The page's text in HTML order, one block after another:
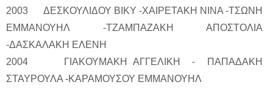
2003 ΔΕΣΚΟΥΛΙΔΟΥ ΒΙΚΥ -ΧΑΙΡΕΤΑΚΗ ΝΙΝΑ -ΤΣΩΝΗ
ΕΜΜΑΝΟΥΗΛ -ΤΖΑΜΠΑΖΑΚΗ ΑΠΟΣΤΟΛΙΑ
-ΔΑΣΚΑΛΑΚΗ ΕΛΕΝΗ
2004 ΓΙΑΚΟΥΜΑΚΗ ΑΓΓΕΛΙΚΗ - ΠΑΠΑΔΑΚΗ
ΣΤΑΥΡΟΥΛΑ -ΚΑΡΑΜΟΥΣΟΥ ΕΜΜΑΝΟΥΗΛ